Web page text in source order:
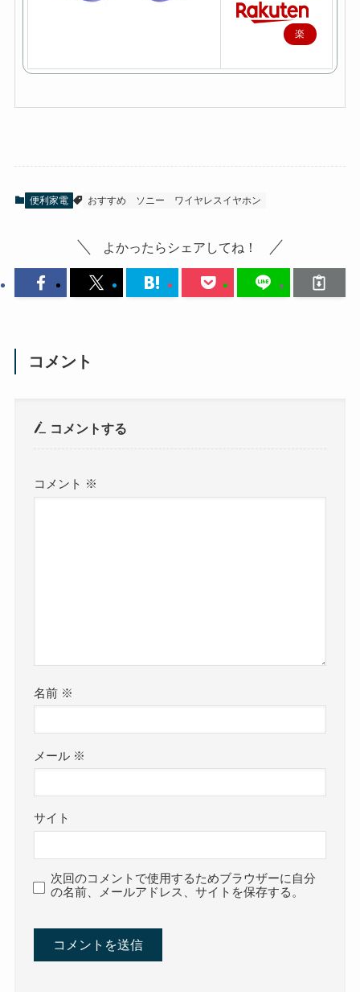
楽
で
便利家電 おすすめ ソニー ワイヤレスイヤホン
よかったらシェアしてね！
コメント
コメントする
コメント ※
名前 ※
メール ※
サイト
次回のコメントで使用するためブラウザーに自分
の名前、メールアドレス、サイトを保存する。